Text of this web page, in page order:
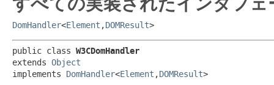
DomHandler<Element ,DOMResult>
public class W3CDomHandler
extends Object
implements DomHandler<Element ,DOMResult>